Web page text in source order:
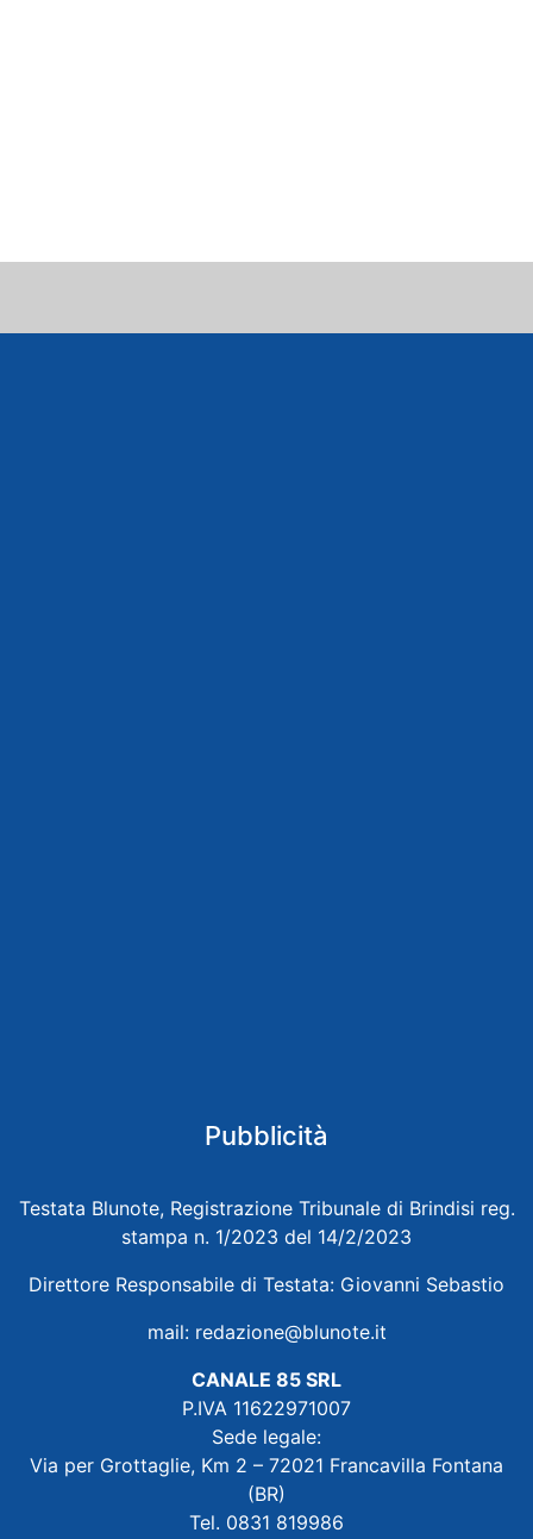
Pubblicità
Testata Blunote, Registrazione Tribunale di Brindisi reg.
stampa n. 1/2023 del 14/2/2023
Direttore Responsabile di Testata: Giovanni Sebastio
mail: redazione@blunote.it
CANALE 85 SRL
P.IVA 11622971007
Sede legale:
Via per Grottaglie, Km 2 – 72021 Francavilla Fontana
(BR)
Tel. 0831 819986